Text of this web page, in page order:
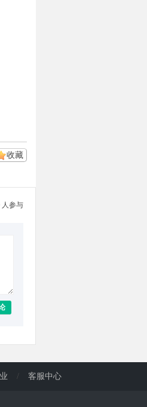
收藏
人参与
/ 客服中心